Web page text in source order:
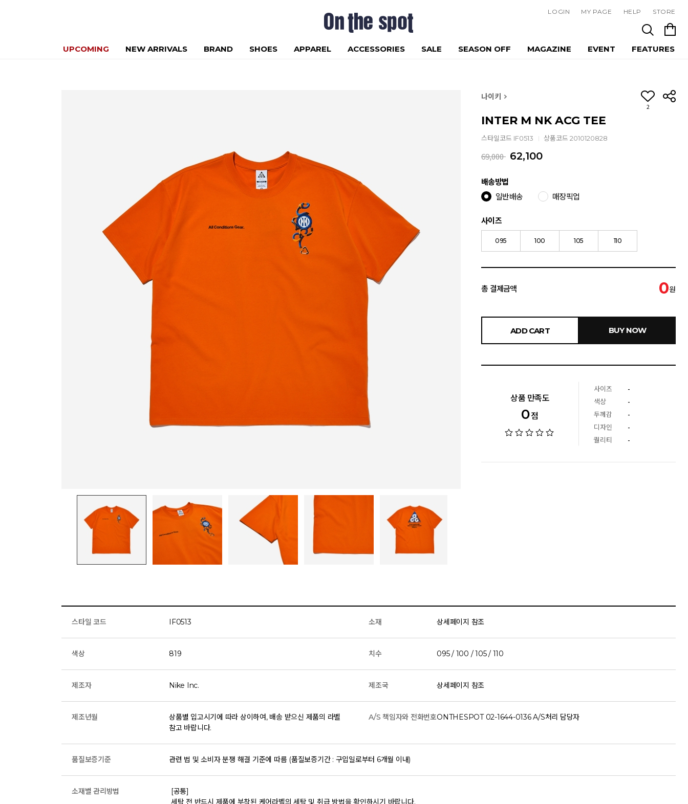
LOGIN MY PAGE HELP STORE
UPCOMING NEW ARRIVALS BRAND SHOES APPAREL ACCESSORIES SALE SEASON OFF MAGAZINE EVENT FEATURES
나이키
2
INTER M NK ACG TEE
스타일코드 IF0513 상품코드 2010120828
69,000 62,100
배송방법
일반배송 매장픽업
사이즈
095 100 105 110
총 결제금액 0원
ADD CART BUY NOW
상품 만족도
0점
사이즈
-
색상
-
두께감
-
디자인
-
퀄리티
-
스타일 코드 IF0513 소재 상세페이지 참조
색상 819 치수 095 / 100 / 105 / 110
제조자 Nike Inc. 제조국 상세페이지 참조
제조년월
상품별 입고시기에 따라 상이하여, 배송 받으신 제품의 라벨
참고 바랍니다.
A/S 책임자와 전화번호ONTHESPOT 02-1644-0136 A/S처리 담당자
품질보증기준 관련 법 및 소비자 분쟁 해결 기준에 따름 (품질보증기간 : 구입일로부터 6개월 이내)
소재별 관리방법